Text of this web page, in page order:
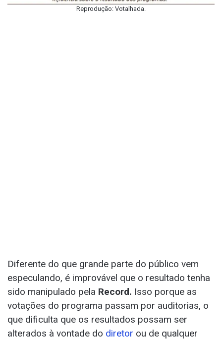
Reprodução: Votalhada.
Diferente do que grande parte do público vem
especulando, é improvável que o resultado tenha
sido manipulado pela Record. Isso porque as
votações do programa passam por auditorias, o
que dificulta que os resultados possam ser
alterados à vontade do diretor ou de qualquer